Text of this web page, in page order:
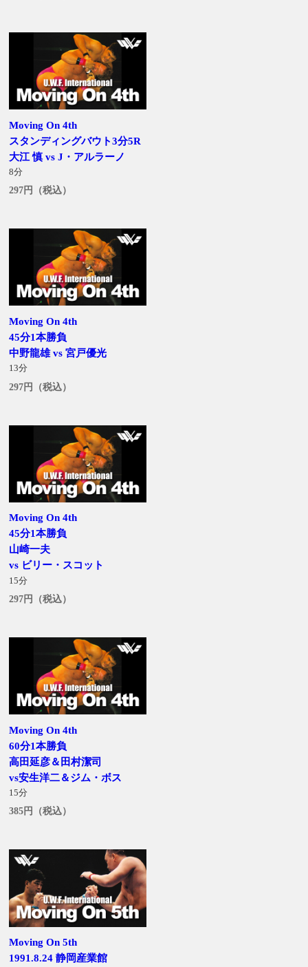
Moving On 4th
スタンディングバウト3分5R
大江 慎 vs J・アルラーノ
8分
297円（税込）
Moving On 4th
45分1本勝負
中野龍雄 vs 宮戸優光
13分
297円（税込）
Moving On 4th
45分1本勝負
山崎一夫
vs ビリー・スコット
15分
297円（税込）
Moving On 4th
60分1本勝負
高田延彦＆田村潔司
vs安生洋二＆ジム・ボス
15分
385円（税込）
Moving On 5th
1991.8.24 静岡産業館